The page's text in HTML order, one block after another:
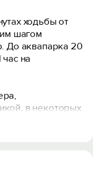
ходьбы от
шагом
До аквапарка 20
на
в некоторых
беседка с
еды